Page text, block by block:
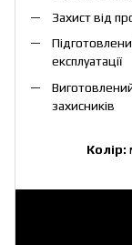
Захист від
експлуатації
захисників
Колір: